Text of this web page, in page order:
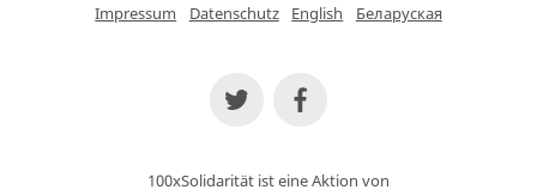
Impressum
Datenschutz English Беларуская
100xSolidarität ist eine Aktion von